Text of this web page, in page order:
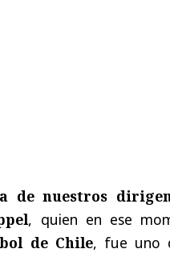
de nuestros
, quien en ese
de Chile, fue uno